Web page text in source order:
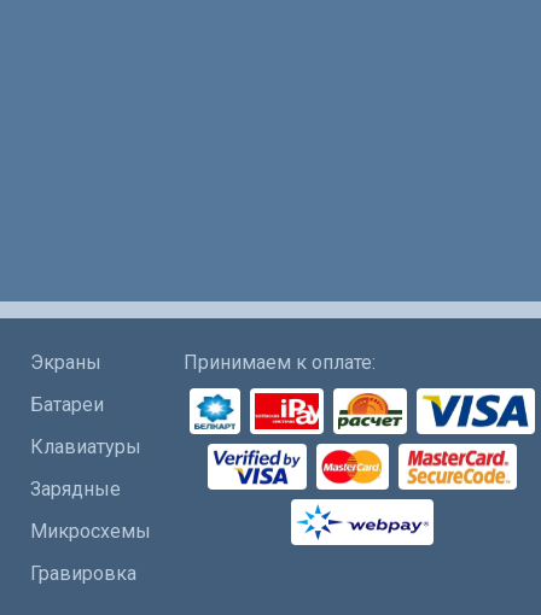
Экраны
Батареи
Клавиатуры
Зарядные
Микросхемы
Гравировка
Принимаем к оплате: